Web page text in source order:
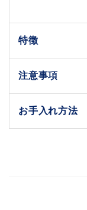
特徴
注意事項
お手入れ方法